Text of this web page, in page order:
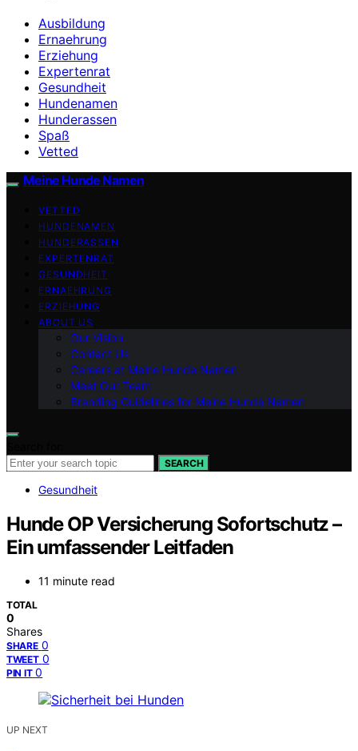
Ausbildung
Ernaehrung
Erziehung
Expertenrat
Gesundheit
Hundenamen
Hunderassen
Spaß
Vetted
Meine Hunde Namen
VETTED
HUNDENAMEN
HUNDERASSEN
EXPERTENRAT
GESUNDHEIT
ERNAEHRUNG
ERZIEHUNG
ABOUT US
Our Vision
Contact Us
Careers at Meine Hunde Namen
Meet Our Team
Branding Guidelines for Meine Hunde Namen
SEARCH
Gesundheit
Hunde OP Versicherung Sofortschutz –
Ein umfassender Leitfaden
11 minute read
TOTAL
0
Shares
SHARE 0
TWEET 0
PIN IT 0
UP NEXT